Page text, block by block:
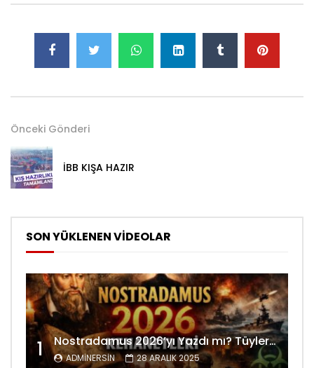
Önceki Gönderi
İBB KIŞA HAZIR
SON YÜKLENEN VİDEOLAR
1 Nostradamus 2026’yı Yazdı mı? Tüyler Ürperten Kehanetler
ADMINERSIN 28 ARALIK 2025